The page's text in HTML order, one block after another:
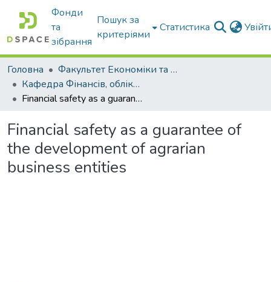
Фонди
та
зібрання
Пошук за
критеріями
Статистика
Головна
Факультет Економіки та бізнесу
Кафедра Фінансів, обліку і оподаткування
Financial safety as a guarantee of the development of agrarian business entities
Financial safety as a guarantee of
the development of agrarian
business entities